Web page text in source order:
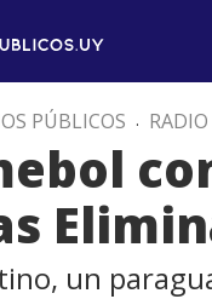
PÚBLICOS . RADIO
un